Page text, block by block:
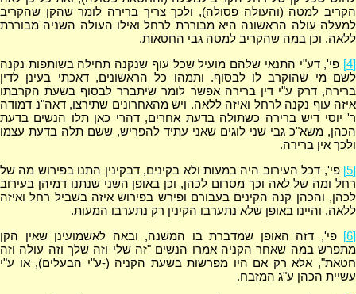
הקריב למטה (והעולה פסולה), ולכך צריך ברירה לומר שהקן שהקריב
למעלה עולה הראשונה היא מבוררת לרחל ואילו העולה השניה מבוררת
ללאה. וכן במה שהקריב למטה גבי החטאות.
[4]
פי', דע"י התנאי שלהם מועיל שכל עוף שנקנה תחילה בשותפות נקנה
לשם מי שהוקרב לו לבסוף. ותמהו כל הראשונים, דאכתי בעינן לדין
ברירה, דרק ע"י דין ברירה אפשר לומר שיתברר לבסוף בשעת הקרבתו
איזה עוף נקנה לרחל ואיזה ללאה. ויש מהאחרונים שתירצו, דאה"נ דמודה
ר' יוסי דיש ברירה כשתולה בדעת אחרים, דהרי כאן תלו הנשים בדעת
הכהן, משא"כ גבי שני לוגים שאני עתיד להפריש, ששם תלה בדעת עצמו
ולכך אין ברירה.
[5]
פי', דכל העירוב היה במעות ולא בקינים, דבקינין התנו בפירוש מה של
רחל ומה של לאה וכך מסרום לכהן, וכן באופן השני שנתנו דמיהן בעירוב
לכהן, והכהן קנה הקינים בעבורם ופירש בפירוש איזה בשביל רחל ואיזה
ללאה, והיינו באופן שלא נתערבו הקינין רק נתערבו המעות.
[6]
פי', דזה האופן שמדברת בו המשנה, ובאה לאשמועינן שאין הקן
מתפרש במה שאחר הקניה אמרו הנשים "זה שלי וזה שלך וזה עולה וזה
חטאת", אלא רק אם היו מפרשות בשעת הקניה (-ע"י הבעלים), או ע"י
עשיית הכהן ע"ג המזבח.